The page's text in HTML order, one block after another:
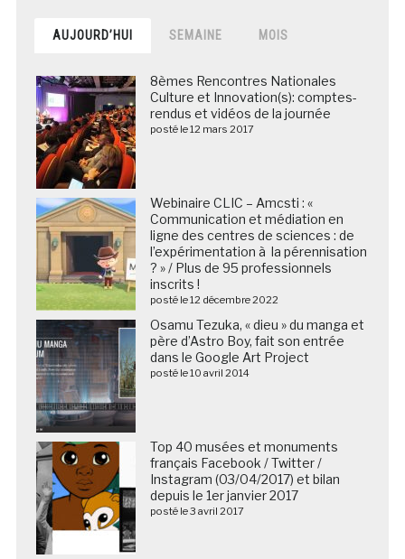
AUJOURD’HUI SEMAINE MOIS
8èmes Rencontres Nationales
Culture et Innovation(s): comptes-
rendus et vidéos de la journée
posté le 12 mars 2017
Webinaire CLIC – Amcsti : «
Communication et médiation en
ligne des centres de sciences : de
l’expérimentation à la pérennisation
? » / Plus de 95 professionnels
inscrits !
posté le 12 décembre 2022
Osamu Tezuka, « dieu » du manga et
père d’Astro Boy, fait son entrée
dans le Google Art Project
posté le 10 avril 2014
Top 40 musées et monuments
français Facebook / Twitter /
Instagram (03/04/2017) et bilan
depuis le 1er janvier 2017
posté le 3 avril 2017